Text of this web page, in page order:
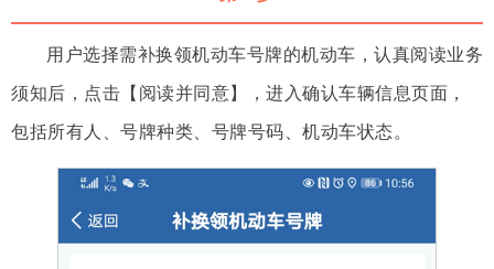
用户选择需补换领机动车号牌的机动车，认真阅读业务
须知后，点击【阅读并同意】，进入确认车辆信息页面，
包括所有人、号牌种类、号牌号码、机动车状态。